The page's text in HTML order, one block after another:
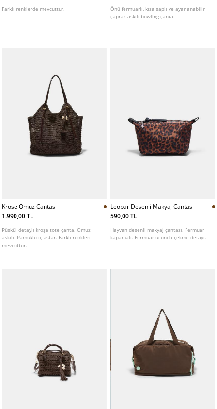
Farklı renklerde mevcuttur.
Önü fermuarlı, kısa saplı ve ayarlanabilir
çapraz askılı bowling çanta.
Krose Omuz Cantası
1.990,00 TL
Püskül detaylı kroşe tote çanta. Omuz
askılı. Pamuklu iç astar. Farklı renkleri
mevcuttur.
Leopar Desenli Makyaj Cantası
590,00 TL
Hayvan desenli makyaj çantası. Fermuar
kapamalı. Fermuar ucunda çekme detayı.